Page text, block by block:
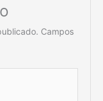
Campos